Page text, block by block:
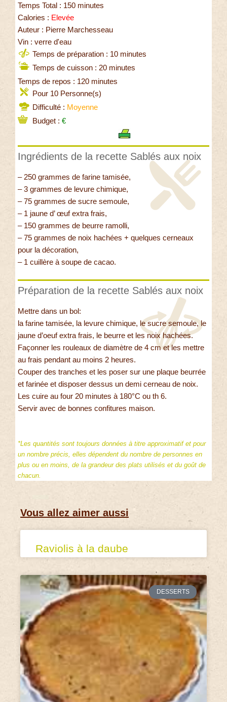
Temps Total : 150 minutes
Calories : Elevée
Auteur : Pierre Marchesseau
Vin : verre d'eau
Temps de préparation : 10 minutes
Temps de cuisson : 20 minutes
Temps de repos : 120 minutes
Pour 10 Personne(s)
Difficulté : Moyenne
Budget : €
Ingrédients de la recette Sablés aux noix
– 250 grammes de farine tamisée,
– 3 grammes de levure chimique,
– 75 grammes de sucre semoule,
– 1 jaune d’ œuf extra frais,
– 150 grammes de beurre ramolli,
– 75 grammes de noix hachées + quelques cerneaux
pour la décoration,
– 1 cuillère à soupe de cacao.
Préparation de la recette Sablés aux noix
Mettre dans un bol:
la farine tamisée, la levure chimique, le sucre semoule, le
jaune d’oeuf extra frais, le beurre et les noix hachées.
Façonner les rouleaux de diamètre de 4 cm et les mettre
au frais pendant au moins 2 heures.
Couper des tranches et les poser sur une plaque beurrée
et farinée et disposer dessus un demi cerneau de noix.
Les cuire au four 20 minutes à 180°C ou th 6.
Servir avec de bonnes confitures maison.
*Les quantités sont toujours données à titre approximatif et pour
un nombre précis, elles dépendent du nombre de personnes en
plus ou en moins, de la grandeur des plats utilisés et du goût de
chacun.
Vous allez aimer aussi
Raviolis à la daube
DESSERTS